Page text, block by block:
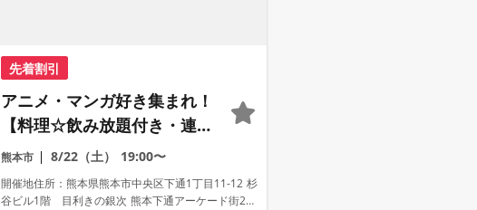
先着割引
アニメ・マンガ好き集まれ！
【料理☆飲み放題付き・連絡
先交換あり・完全着席型】ア
ニメ好きコン☆１名参加多
数・初参加も大歓迎☆プレイ
熊本市 8/22（土） 19:00〜
開催地住所：熊本県熊本市中央区下通1丁目11-12 杉
谷ビル1階 目利きの銀次 熊本下通アーケード街2号